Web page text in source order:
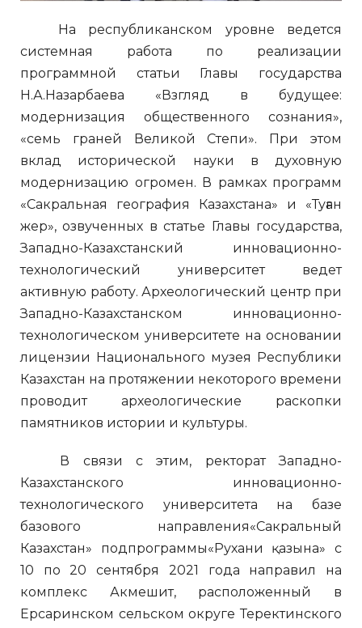
На республиканском уровне ведется
системная работа по реализации
программной статьи Главы государства
Н.А.Назарбаева «Взгляд в будущее:
модернизация общественного сознания»,
«семь граней Великой Степи». При этом
вклад исторической науки в духовную
модернизацию огромен. В рамках программ
«Сакральная география Казахстана» и «Туған
жер», озвученных в статье Главы государства,
Западно-Казахстанский инновационно-
технологический университет ведет
активную работу. Археологический центр при
Западно-Казахстанском инновационно-
технологическом университете на основании
лицензии Национального музея Республики
Казахстан на протяжении некоторого времени
проводит археологические раскопки
памятников истории и культуры.
В связи с этим, ректорат Западно-
Казахстанского инновационно-
технологического университета на базе
базового направления«Сакральный
Казахстан» подпрограммы«Рухани қазына» с
10 по 20 сентября 2021 года направил на
комплекс Акмешит, расположенный в
Ерсаринском сельском округе Теректинского